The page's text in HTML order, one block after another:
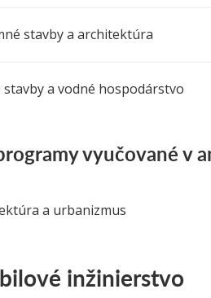
stavby a architektúra
stavby a vodné hospodárstvo
vyučované v
a urbanizmus
inžinierstvo